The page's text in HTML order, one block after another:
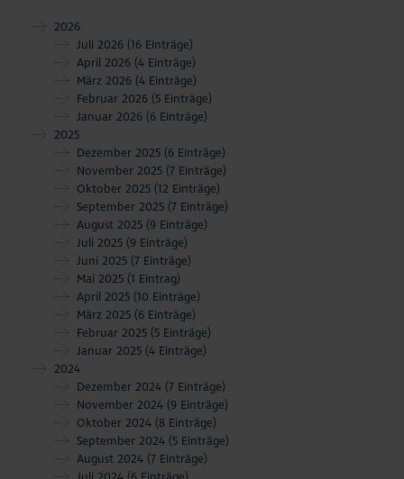
2026
Juli 2026 (16 Einträge)
April 2026 (4 Einträge)
März 2026 (4 Einträge)
Februar 2026 (5 Einträge)
Januar 2026 (6 Einträge)
2025
Dezember 2025 (6 Einträge)
November 2025 (7 Einträge)
Oktober 2025 (12 Einträge)
September 2025 (7 Einträge)
August 2025 (9 Einträge)
Juli 2025 (9 Einträge)
Juni 2025 (7 Einträge)
Mai 2025 (1 Eintrag)
April 2025 (10 Einträge)
März 2025 (6 Einträge)
Februar 2025 (5 Einträge)
Januar 2025 (4 Einträge)
2024
Dezember 2024 (7 Einträge)
November 2024 (9 Einträge)
Oktober 2024 (8 Einträge)
September 2024 (5 Einträge)
August 2024 (7 Einträge)